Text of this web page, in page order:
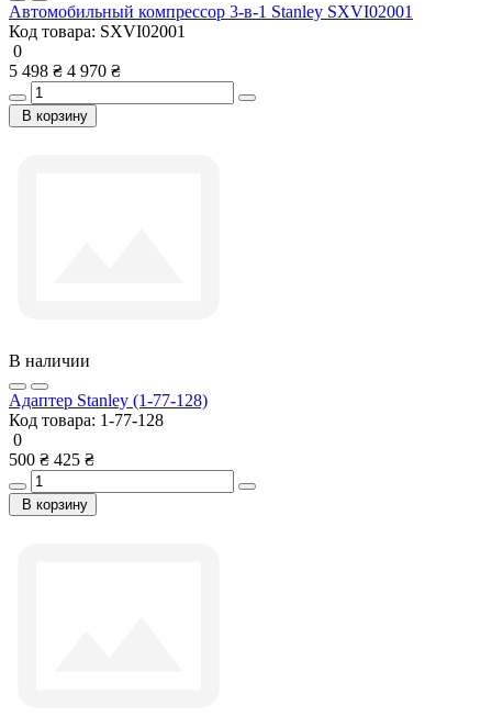
Автомобильный компрессор 3-в-1 Stanley SXVI02001
Код товара: SXVI02001
0
5 498 ₴ 4 970 ₴
В корзину
В наличии
Адаптер Stanley (1-77-128)
Код товара: 1-77-128
0
500 ₴ 425 ₴
В корзину